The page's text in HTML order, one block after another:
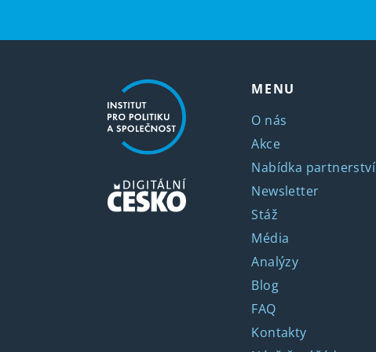
MENU
O nás
Akce
Nabídka partnerství
Newsletter
Stáž
Média
Analýzy
Blog
FAQ
Kontakty